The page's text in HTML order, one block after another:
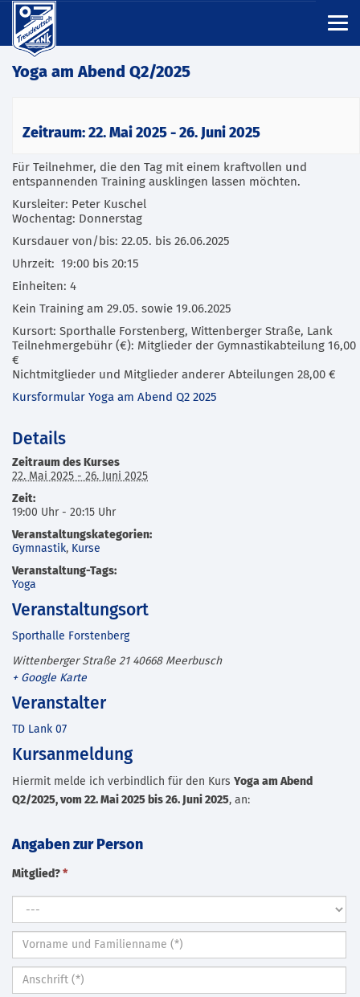
Yoga am Abend Q2/2025
Zeitraum: 22. Mai 2025 - 26. Juni 2025
Für Teilnehmer, die den Tag mit einem kraftvollen und
entspannenden Training ausklingen lassen möchten.
Kursleiter: Peter Kuschel
Wochentag: Donnerstag
Kursdauer von/bis: 22.05. bis 26.06.2025
Uhrzeit: 19:00 bis 20:15
Einheiten: 4
Kein Training am 29.05. sowie 19.06.2025
Kursort: Sporthalle Forstenberg, Wittenberger Straße, Lank
Teilnehmergebühr (€): Mitglieder der Gymnastikabteilung 16,00
€
Nichtmitglieder und Mitglieder anderer Abteilungen 28,00 €
Kursformular Yoga am Abend Q2 2025
Details
Zeitraum des Kurses
22. Mai 2025 - 26. Juni 2025
Zeit:
19:00 Uhr - 20:15 Uhr
Veranstaltungskategorien:
Gymnastik, Kurse
Veranstaltung-Tags:
Yoga
Veranstaltungsort
Sporthalle Forstenberg
Wittenberger Straße 21 40668 Meerbusch
+ Google Karte
Veranstalter
TD Lank 07
Kursanmeldung
Hiermit melde ich verbindlich für den Kurs Yoga am Abend
Q2/2025, vom 22. Mai 2025 bis 26. Juni 2025, an:
Angaben zur Person
Mitglied? *